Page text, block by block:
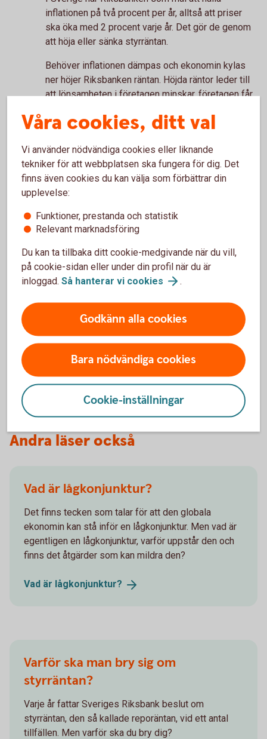
inflationen på två procent per år, alltså att priser
ska öka med 2 procent varje år. Det gör de genom
att höja eller sänka styrräntan.
Behöver inflationen dämpas och ekonomin kylas
ner höjer Riksbanken räntan. Höjda räntor leder till
att lönsamheten i företagen minskar, företagen får
Högre räntor gör också att hushållens och
åt mer pengar till att betala lån och det blir mindre
kvar att spendera på annat. Högre räntor leder
också till att folk sparar mer, vilket också dämpar
konsumtionen. Sammantaget minskar efterfrågan i
inflationen sjunker.
På individnivå upplevs det såklart positivt med en
hög löneökning, och mer pengar i plånboken, men
på en samhällsnivå kan det på sikt leda till hög
inflation och dyrare varor och tjänster. Ett sådant
förhöjt kostnadsläge kan i förlängningen innebära
sämre konkurrenskraft för företagen och att man
tvingas avskeda. Om fler blir arbetslösa minskar
den sammanlagda konsumtionen i landet och
tillväxten minskar, vilket ytterligare kan spä på den
negativa utvecklingen. Så att hålla inflationen i
Andra läser också
Vad är lågkonjunktur?
Det finns tecken som talar för att den globala
ekonomin kan stå inför en lågkonjunktur. Men vad är
egentligen en lågkonjunktur, varför uppstår den och
finns det åtgärder som kan mildra den?
Vad är lågkonjunktur?
Varför ska man bry sig om
styrräntan?
Varje år fattar Sveriges Riksbank beslut om
styrräntan, den så kallade reporäntan, vid ett antal
tillfällen. Men varför ska du bry dig?
Våra cookies, ditt val
Vi använder nödvändiga cookies eller liknande
tekniker för att webbplatsen ska fungera för dig. Det
finns även cookies du kan välja som förbättrar din
upplevelse:
Funktioner, prestanda och statistik
Relevant marknadsföring
Du kan ta tillbaka ditt cookie-medgivande när du vill,
på cookie-sidan eller under din profil när du är
inloggad. Så hanterar vi cookies .
Godkänn alla cookies
Bara nödvändiga cookies
Cookie-inställningar